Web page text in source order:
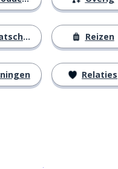
Reizen
Relaties